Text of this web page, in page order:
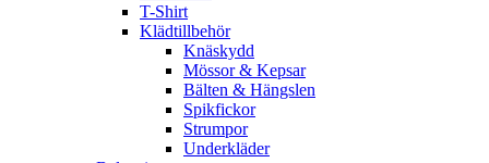
T-Shirt
Klädtillbehör
Knäskydd
Mössor & Kepsar
Bälten & Hängslen
Spikfickor
Strumpor
Underkläder